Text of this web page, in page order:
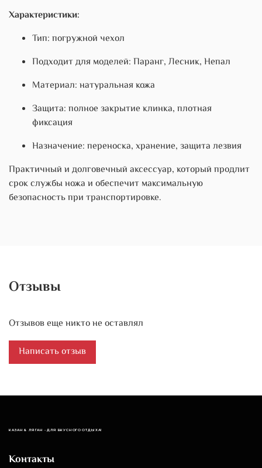
Характеристики:
Тип: погружной чехол
Подходит для моделей: Паранг, Лесник, Непал
Материал: натуральная кожа
Защита: полное закрытие клинка, плотная
фиксация
Назначение: переноска, хранение, защита лезвия
Практичный и долговечный аксессуар, который продлит
срок службы ножа и обеспечит максимальную
безопасность при транспортировке.
Отзывы
Отзывов еще никто не оставлял
Написать отзыв
КАЗАН & ЛЯГАН - ДЛЯ ВКУСНОГО ОТДЫХА!
Контакты